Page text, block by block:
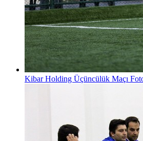
Kibar Holding Üçüncülük Maçı